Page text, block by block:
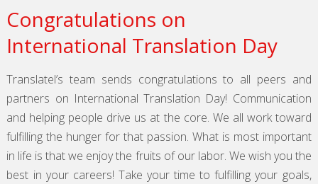
Congratulations on
International Translation Day
Translatel’s team sends congratulations to all peers and
partners on International Translation Day! Communication
and helping people drive us at the core. We all work toward
fulfilling the hunger for that passion. What is most important
in life is that we enjoy the fruits of our labor. We wish you the
best in your careers! Take your time to fulfilling your goals,